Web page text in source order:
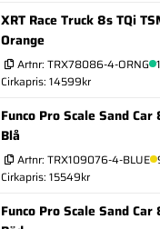
XRT Race Truck 8s TQi
Orange
Artnr: TRX78086-4-ORNG
Cirkapris: 14599kr
Funco Pro Scale Sand Car
Blå
Artnr: TRX109076-4-BLUE
Cirkapris: 15549kr
Funco Pro Scale Sand Car